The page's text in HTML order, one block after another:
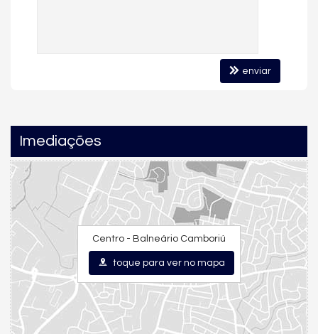
enviar
Imediações
Centro - Balneário Camboriú
toque para ver no mapa